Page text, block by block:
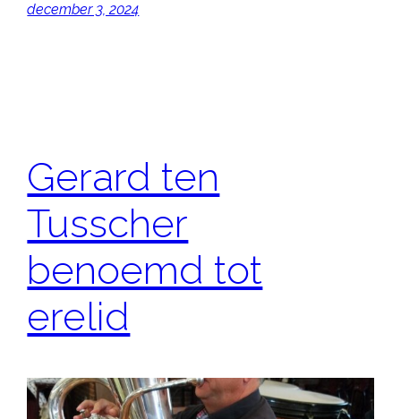
december 3, 2024
Gerard ten
Tusscher
benoemd tot
erelid